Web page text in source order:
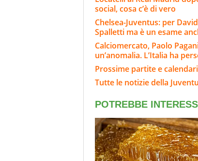
social, cosa c’è di vero
Chelsea-Juventus: per
Spalletti ma è un esame
Calciomercato, Paolo
un’anomalia. L’Italia ha
Prossime partite e
Tutte le notizie della